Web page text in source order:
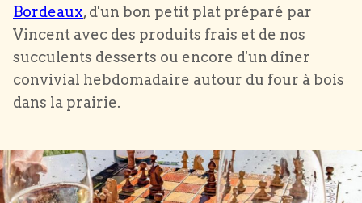
Bordeaux, d'un bon petit plat préparé par
Vincent avec des produits frais et de nos
succulents desserts ou encore d'un dîner
convivial hebdomadaire autour du four à bois
dans la prairie.